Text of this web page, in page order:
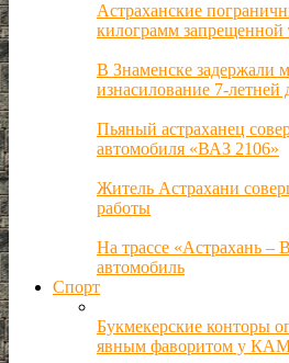
Астраханские
килограмм запрещенной
В Знаменске задержали
изнасилование 7-летней
Пьяный астраханец
автомобиля «ВАЗ 2106»
Житель Астрахани
работы
На трассе «Астрахань –
автомобиль
Спорт
Букмекерские конторы
явным фаворитом у